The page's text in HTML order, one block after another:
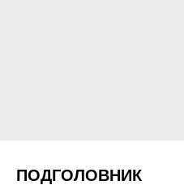
ПОДГОЛОВНИК